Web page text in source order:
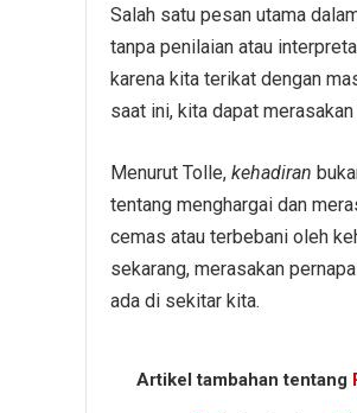
Salah satu pesan utama
tanpa penilaian atau
karena kita terikat dengan
saat ini, kita dapat
Menurut Tolle, kehadiran
tentang menghargai dan
cemas atau terbebani oleh
sekarang, merasakan
ada di sekitar kita.
Artikel tambahan tentang